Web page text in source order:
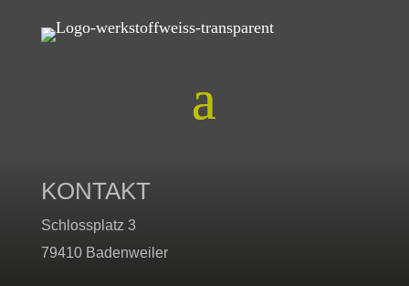
KONTAKT
Schlossplatz 3
79410 Badenweiler